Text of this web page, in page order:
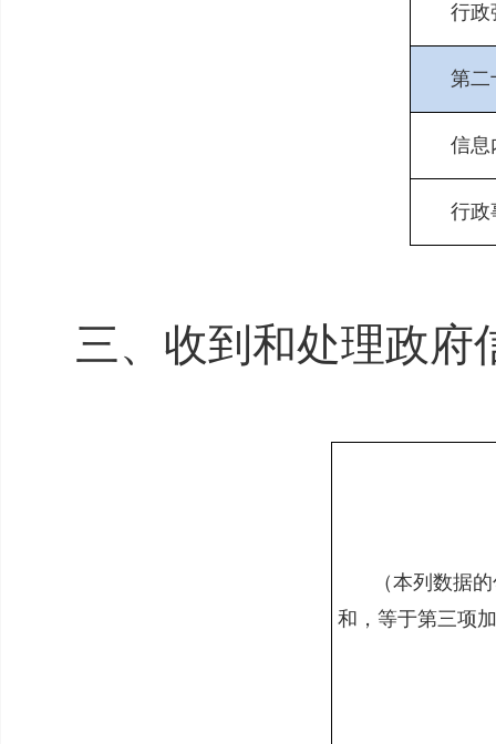
行政
第二
信息
行政
三、收到和处理政府
（本列数据
和，等于第三项